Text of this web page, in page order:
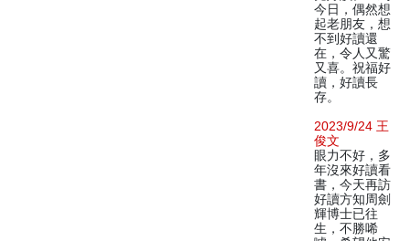
今日，偶然想
起老朋友，想
不到好讀還
在，令人又驚
又喜。祝福好
讀，好讀長
存。
2023/9/24 王
俊文
眼力不好，多
年沒來好讀看
書，今天再訪
好讀方知周劍
輝博士已往
生，不勝唏